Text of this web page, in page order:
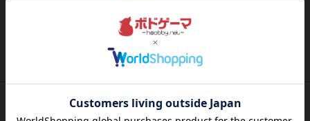
マーリン
４人プレイ。インスト1時間プレイ2時間半。結構
ダイス運と手札のカード運...
約13時間前by oliber